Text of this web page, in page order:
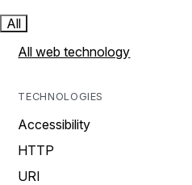
All
All web technology
TECHNOLOGIES
Accessibility
HTTP
URI